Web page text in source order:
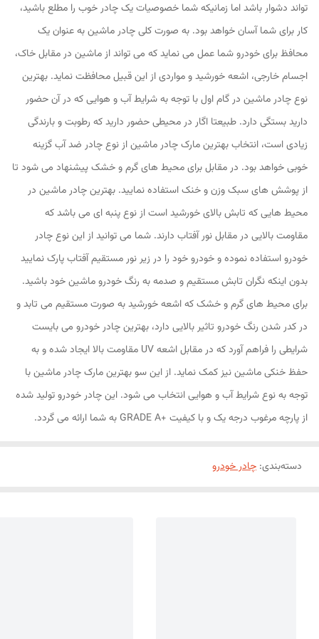
تواند دشوار باشد اما زمانیکه شما خصوصیات یک چادر خوب را مطلع باشید،
کار برای شما آسان خواهد بود. به صورت کلی چادر ماشین به عنوان یک
محافظ برای خودرو شما عمل می نماید که می تواند از ماشین در مقابل خاک،
اجسام خارجی، اشعه خورشید و مواردی از این قبیل محافظت نماید. بهترین
نوع چادر ماشین در گام اول با توجه به شرایط آب و هوایی که در آن حضور
دارید بستگی دارد. طبیعتا اگار در محیطی حضور دارید که رطوبت و بارندگی
زیادی است، انتخاب بهترین مارک چادر ماشین از نوع چادر ضد آب گزینه
خوبی خواهد بود. در مقابل برای محیط های گرم و خشک پیشنهاد می شود تا
از پوشش های سبک وزن و خنک استفاده نمایید. بهترین چادر ماشین در
محیط هایی که تابش بالای خورشید است از نوع پنبه ای می باشد که
مقاومت بالایی در مقابل نور آفتاب دارند. شما می توانید از این نوع چادر
خودرو استفاده نموده و خودرو خود را در زیر نور مستقیم آفتاب پارک نمایید
بدون اینکه نگران تابش مستقیم و صدمه به رنگ خودرو ماشین خود باشید.
برای محیط های گرم و خشک که اشعه خورشید به صورت مستقیم می تابد و
در کدر شدن رنگ خودرو تاثیر بالایی دارد، بهترین چادر خودرو می بایست
شرایطی را فراهم آورد که در مقابل اشعه UV مقاومت بالا ایجاد شده و به
حفظ خنکی ماشین نیز کمک نماید. از این سو بهترین مارک چادر ماشین با
توجه به نوع شرایط آب و هوایی انتخاب می شود. این چادر خودرو تولید شده
از پارچه مرغوب درجه یک و با کیفیت +GRADE A به شما ارائه می گردد.
دسته‌بندی: چادر خودرو